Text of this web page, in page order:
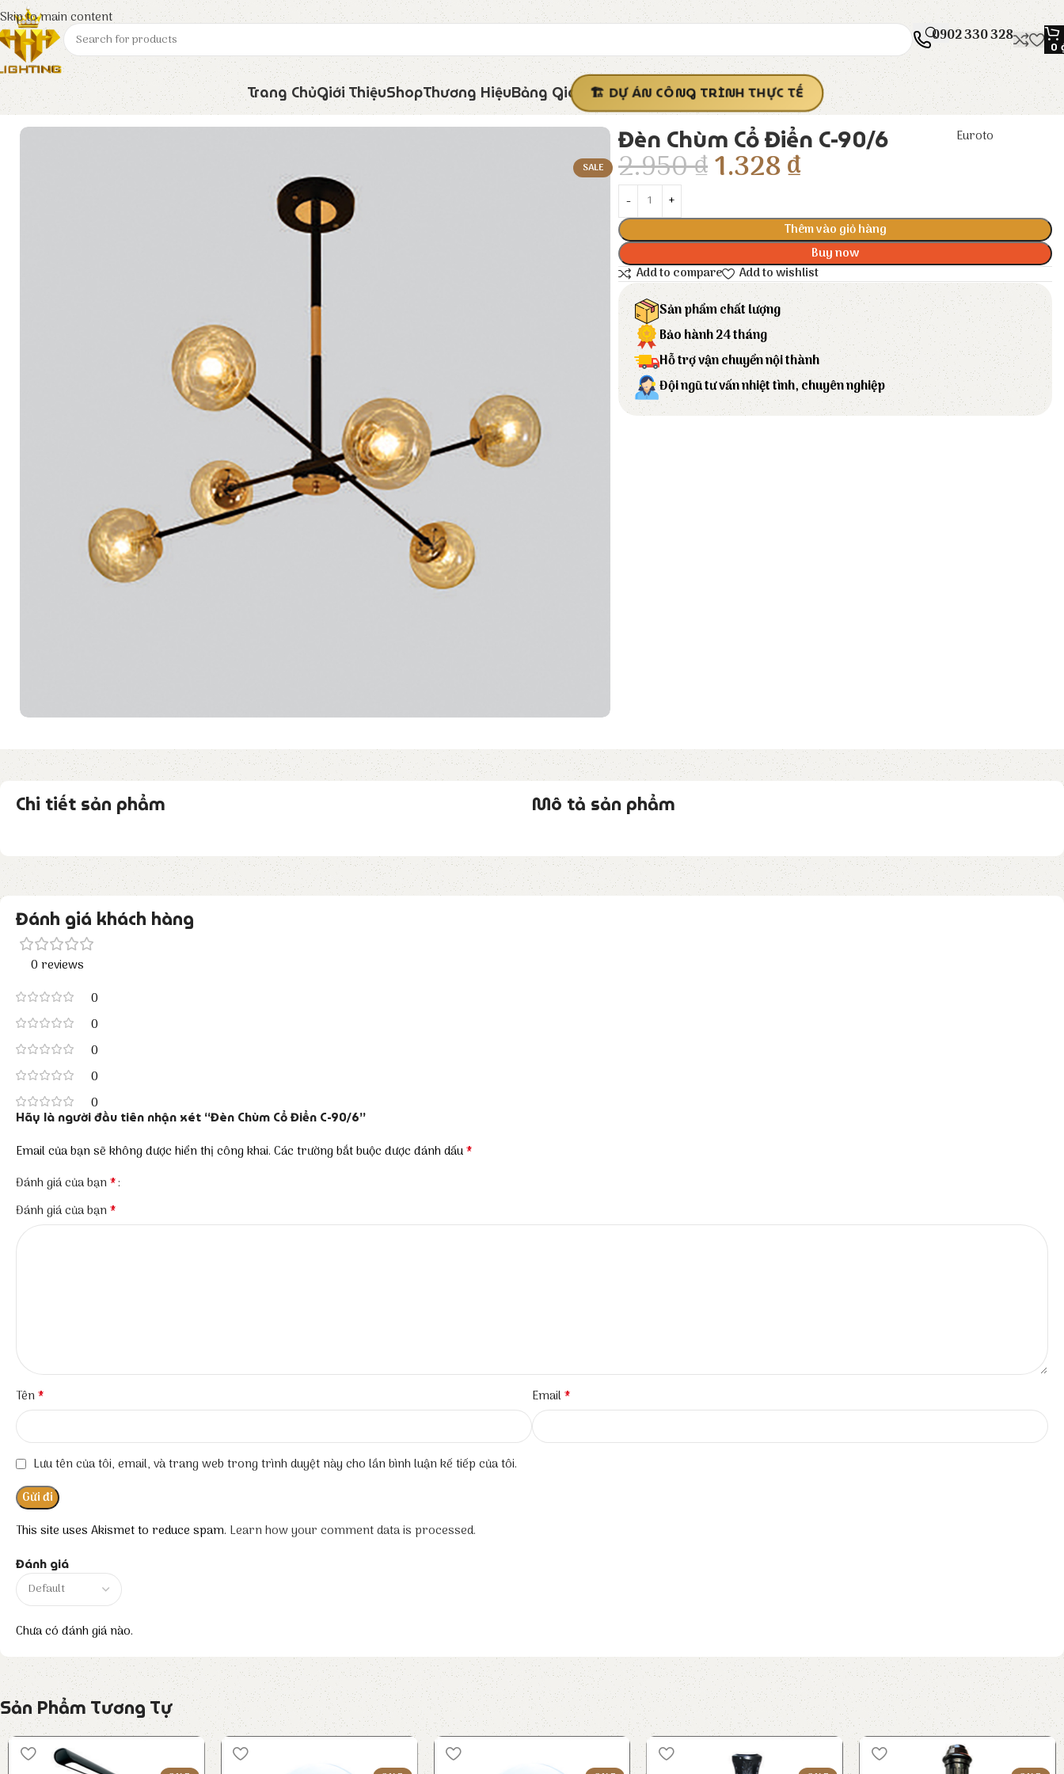
Skip to main content
0902 330 328
0
Trang ChủGiới ThiệuShopThương HiệuBảng Giá DỰ ÁN CÔNG TRÌNH THỰC TẾ
Trang chủ Euroto Đèn Trang Trí Đèn Chùm Cổ Điển C-90/6
SALE
Đèn Chùm Cổ Điển C-90/6 Euroto
2.950₫1.328₫
Thêm vào giỏ hàng
Buy now
Add to compare
Add to wishlist
Sản phẩm chất lượng
Bảo hành 24 tháng
Hỗ trợ vận chuyển nội thành
Đội ngũ tư vấn nhiệt tình, chuyên nghiệp
Chi tiết sản phẩm Mô tả sản phẩm
Đánh giá khách hàng
0 reviews
0
0
0
0
0
Đánh giá
Chưa có đánh giá nào.
Hãy là người đầu tiên nhận xét “Đèn Chùm Cổ Điển C-90/6”
Email của bạn sẽ không được hiển thị công khai. Các trường bắt buộc được đánh dấu*
Đánh giá của bạn*
Đánh giá của bạn*
Tên* Email*
Lưu tên của tôi, email, và trang web trong trình duyệt này cho lần bình luận kế tiếp của tôi.
This site uses Akismet to reduce spam. Learn how your comment data is processed.
Sản Phẩm Tương Tự